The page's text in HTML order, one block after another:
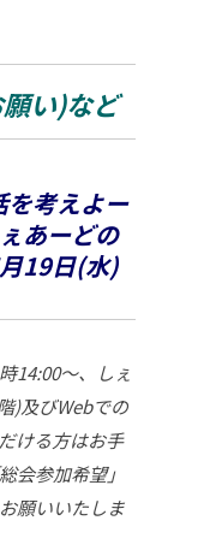
い)など
考えよー
あーどの
19日(水)
14:00～、しぇ
)及びWebでの
ける方はお手
会参加希望」
願いいたしま